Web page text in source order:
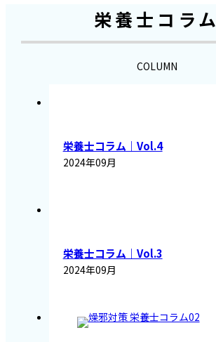
栄養士コラム
COLUMN
栄養士コラム｜Vol.4
2024年09月
栄養士コラム｜Vol.3
2024年09月